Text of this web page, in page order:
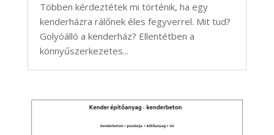
Többen kérdeztétek mi történik, ha egy
kenderházra rálőnek éles fegyverrel. Mit tud?
Golyóálló a kenderház? Ellentétben a
könnyűszerkezetes...